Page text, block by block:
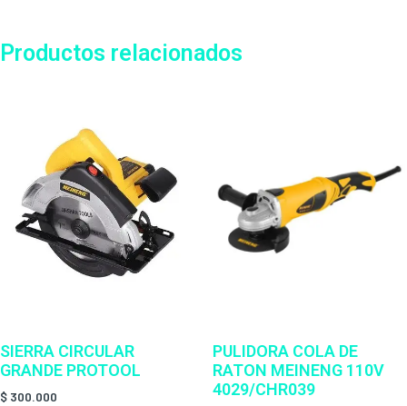
Productos relacionados
SIERRA CIRCULAR
GRANDE PROTOOL
$ 300.000
PULIDORA COLA DE
RATON MEINENG 110V
4029/CHR039